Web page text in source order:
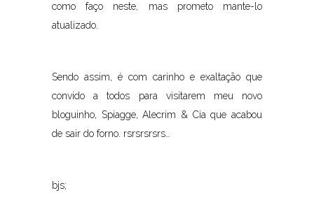
como faço neste, mas prometo mante-lo
atualizado.
Sendo assim, é com carinho e exaltação que
convido a todos para visitarem meu novo
bloguinho, Spiagge, Alecrim & Cia que acabou
de sair do forno. rsrsrsrsrs…
bjs;